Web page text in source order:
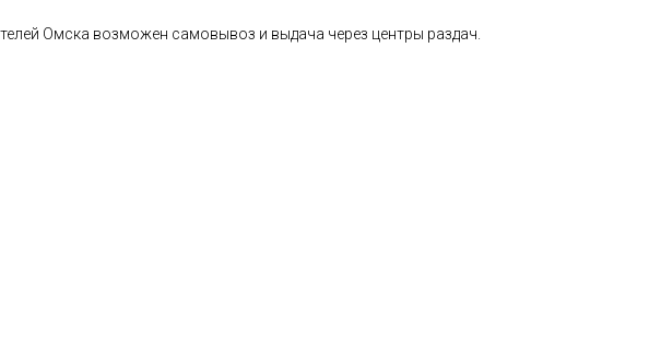
Омска возможен самовывоз и выдача через центры раздач.